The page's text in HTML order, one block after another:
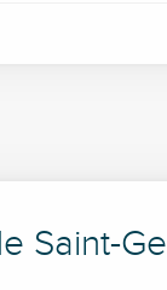
Saint-